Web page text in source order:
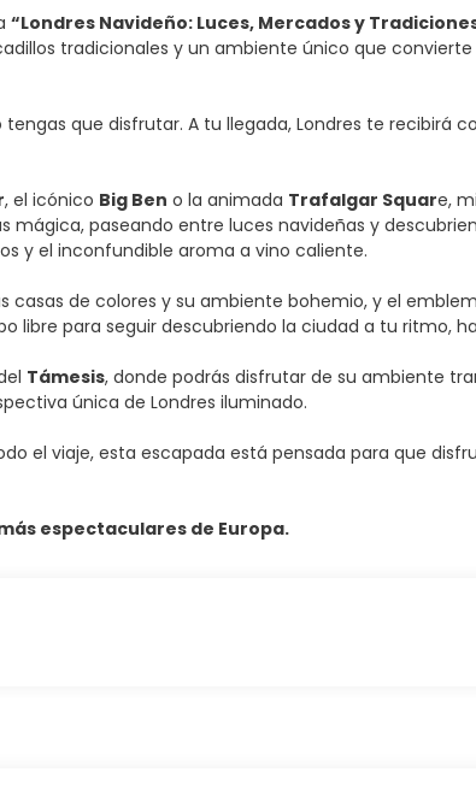
“Londres Navideño: Luces, Mercados y
tradicionales y un ambiente único que
que disfrutar. A tu llegada, Londres te recibirá
, el icónico Big Ben o la animada Trafalgar Square,
mágica, paseando entre luces navideñas y
y el inconfundible aroma a vino caliente.
casas de colores y su ambiente bohemio, y el
libre para seguir descubriendo la ciudad a tu ritmo,
Támesis, donde podrás disfrutar de su ambiente
única de Londres iluminado.
el viaje, esta escapada está pensada para que
espectaculares de Europa.